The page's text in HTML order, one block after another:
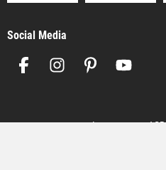
Social Media
Impressum AGB